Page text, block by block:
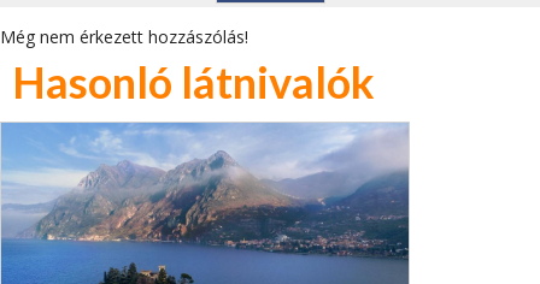
Még nem érkezett hozzászólás!
Hasonló látnivalók